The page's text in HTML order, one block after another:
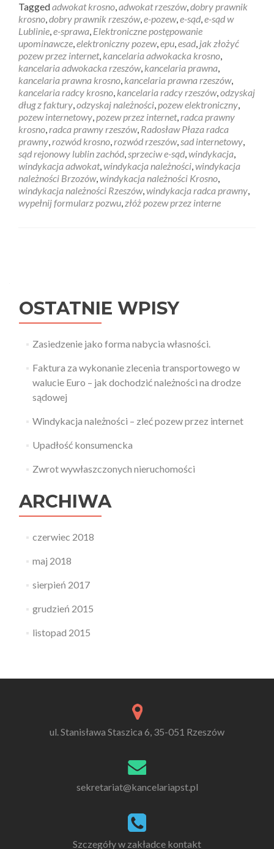
Taggedadwokat krosno,adwokat rzeszów,dobry prawnik
krosno,dobry prawnik rzeszów,e-pozew,e-sąd,e-sąd w
Lublinie,e-sprawa, Elektroniczne postępowanie
upominawcze,elektroniczny pozew,epu,esad, jak złożyć
pozew przez internet, kancelaria adwokacka krosno,
kancelaria adwokacka rzeszów, kancelaria prawna,
kancelaria prawna krosno, kancelaria prawna rzeszów,
kancelaria radcy krosno, kancelaria radcy rzeszów,odzyskaj
dług z faktury,odzyskaj należności,pozew elektroniczny,
pozew internetowy,pozew przez internet,radca prawny
krosno,radca prawny rzeszów, Radosław Płaza radca
prawny,rozwód krosno,rozwód rzeszów,sad internetowy,
sąd rejonowy lublin zachód,sprzeciw e-sąd,windykacja,
windykacja adwokat,windykacja należności,windykacja
należności Brzozów,windykacja należności Krosno,
windykacja należności Rzeszów,windykacja radca prawny,
wypełnij formularz pozwu,złóż pozew przez interne
OSTATNIE WPISY
Zasiedzenie jako forma nabycia własności.
Faktura za wykonanie zlecenia transportowego w
walucie Euro – jak dochodzić należności na drodze
sądowej
Windykacja należności – zleć pozew przez internet
Upadłość konsumencka
Zwrot wywłaszczonych nieruchomości
ARCHIWA
czerwiec 2018
maj 2018
sierpień 2017
grudzień 2015
listopad 2015
ul. Stanisława Staszica 6, 35-051 Rzeszów
sekretariat@kancelariapst.pl
Szczegóły w zakładce kontakt